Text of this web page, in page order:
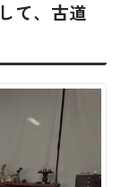
て、古道